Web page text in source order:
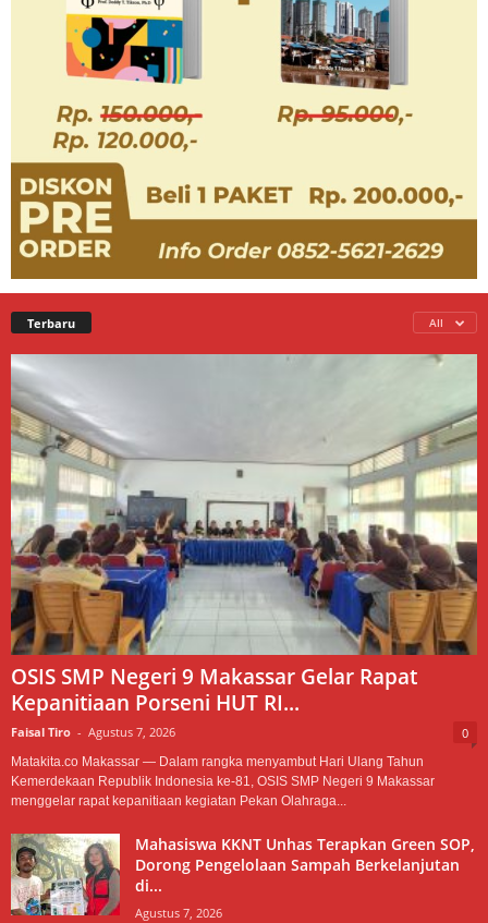
Terbaru All
OSIS SMP Negeri 9 Makassar Gelar Rapat
Kepanitiaan Porseni HUT RI...
Faisal Tiro - Agustus 7, 2026 0
Matakita.co Makassar — Dalam rangka menyambut Hari Ulang Tahun
Kemerdekaan Republik Indonesia ke-81, OSIS SMP Negeri 9 Makassar
menggelar rapat kepanitiaan kegiatan Pekan Olahraga...
Mahasiswa KKNT Unhas Terapkan Green SOP,
Dorong Pengelolaan Sampah Berkelanjutan
di...
Agustus 7, 2026